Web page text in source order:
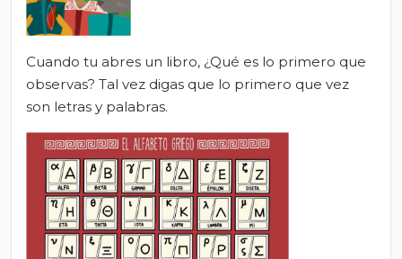
Cuando tu abres un libro, ¿Qué es lo primero que
observas? Tal vez digas que lo primero que vez
son letras y palabras.